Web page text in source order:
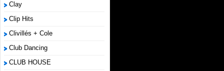
Clay
Clip Hits
Clivillés + Cole
Club Dancing
CLUB HOUSE